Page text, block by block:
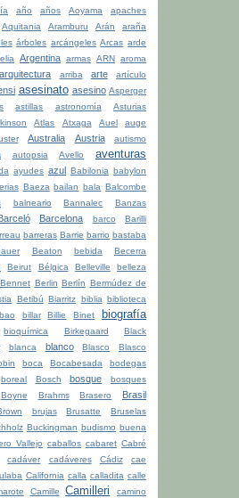
año años Aoyama
apaches
Aquitania Aramburu Arán araña
árboles arcángeles Arcas arde
Argentina armas ARN aroma
arquitectura arriba arte
artículo
asesinato asesino Asperger
astillas astronomía
Asturias
Atlas Atxaga Auel
auge
Australia Austria autismo
autopsia Avello aventuras
ayudes azul Babilonia babylon
Baeza bailan bala Balcombe
balneario Bannalec
Banzas
Barcelona barco
Barilli
barreras Barrie barrio bastaba
Beaton bebida
Becerra
Beirut Bélgica Belleville
belleza
Bennet Berlin Berlín Bermúdez de
Betibú Biarritz biblia biblioteca
billar Billie Binet biografía
bioquímica Birkegaard
Black
blanca blanco Blasco
Blasco
boca Bocabesada
bodegas
boreal Bosch bosque
bosques
Boyne Brahms Brasero Brasil
brujas Brusatte
Bruselas
Buckingman budismo buena
Vallejo caballos cabaret Cabré
cadáver cadáveres Cádiz cae
California calla calladita calle
Camille Camilleri camino